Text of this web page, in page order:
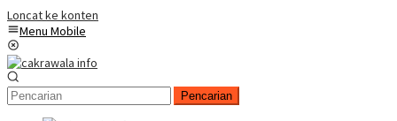
Loncat ke konten
Menu Mobile
Pencarian